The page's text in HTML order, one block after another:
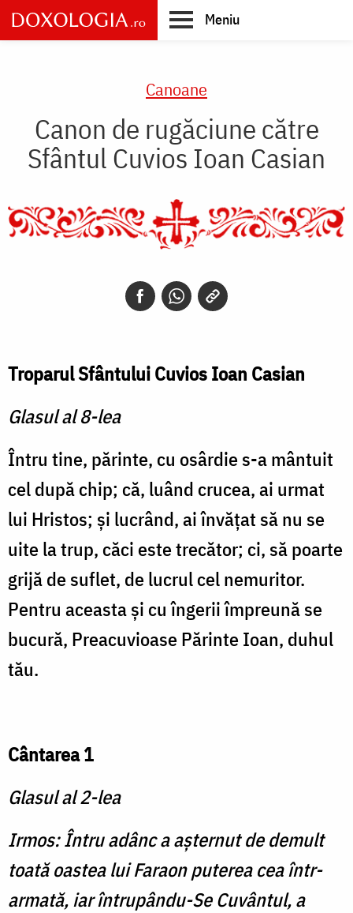
Skip
to
main
Meniu
Canoane
Canon de rugăciune către
Sfântul Cuvios Ioan Casian
Troparul Sfântului Cuvios Ioan Casian
Glasul al 8-lea
Întru tine, părinte, cu osârdie s-a mântuit
cel după chip; că, luând crucea, ai urmat
lui Hristos; şi lucrând, ai învăţat să nu se
uite la trup, căci este trecător; ci, să poarte
grijă de suflet, de lucrul cel nemuritor.
Pentru aceasta şi cu îngerii împreună se
bucură, Preacuvioase Părinte Ioan, duhul
tău.
Cântarea 1
Glasul al 2-lea
Irmos: Întru adânc a aşternut de demult
toată oastea lui Faraon puterea cea într-
armată, iar întrupându-Se Cuvântul, a